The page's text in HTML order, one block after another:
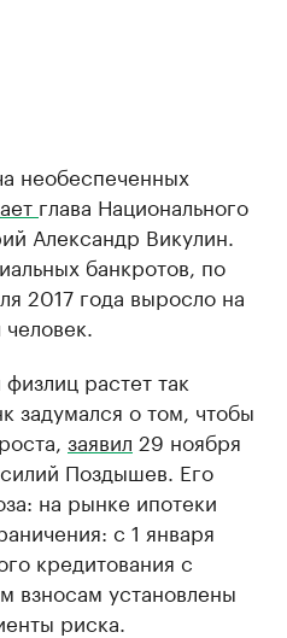
необеспеченных
глава Национального
Александр Викулин.
банкротов, по
2017 года выросло на
растет так
задумался о том, чтобы
заявил 29 ноября
Поздышев. Его
на рынке ипотеки
с 1 января
кредитования с
взносам установлены
риска.